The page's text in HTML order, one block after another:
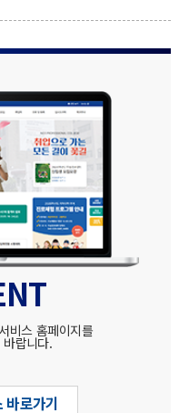
비스 홈페이지를
바랍니다.
바로가기